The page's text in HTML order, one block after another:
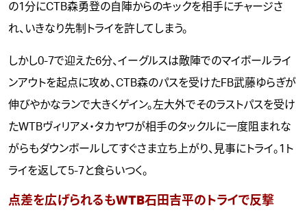
の1分にCTB森勇登の自陣からのキックを相手にチャージさ
れ、いきなり先制トライを許してしまう。
しかし0-7で迎えた6分、イーグルスは敵陣でのマイボールライ
ンアウトを起点に攻め、CTB森のパスを受けたFB武藤ゆらぎが
伸びやかなランで大きくゲイン。左大外でそのラストパスを受け
たWTBヴィリアメ・タカヤワが相手のタックルに一度阻まれな
がらもダウンボールしてすぐさま立ち上がり、見事にトライ。1ト
ライを返して5-7と食らいつく。
点差を広げられるもWTB石田吉平のトライで反撃